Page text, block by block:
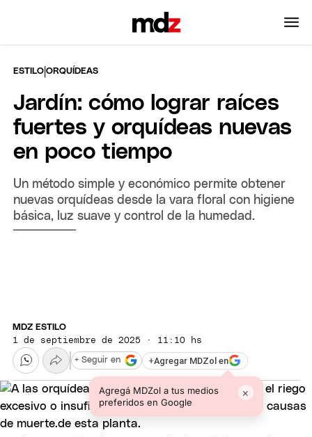
ESTILO |ORQUÍDEAS
Jardín: cómo lograr raíces
fuertes y orquídeas nuevas
en poco tiempo
Un método simple y económico permite obtener
nuevas orquídeas desde la vara floral con higiene
básica, luz suave y control de la humedad.
MDZ ESTILO
1 de septiembre de 2025 · 11:10 hs
+Agregar MDZol en
Agregá MDZol a tus medios
preferidos en Google
×
+ Seguir en